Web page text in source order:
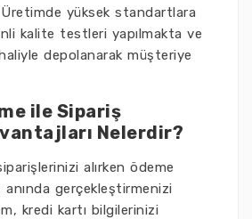
Üretimde yüksek standartlara
kalite testleri yapılmakta ve
depolanarak müşteriye
ile Sipariş
Nelerdir?
alırken ödeme
gerçekleştirmenizi
kredi kartı bilgilerinizi